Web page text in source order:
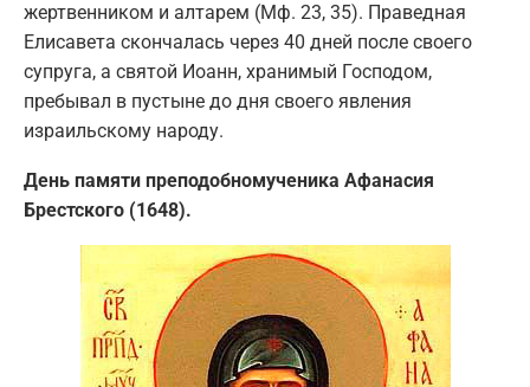
жертвенником и алтарем (Мф. 23, 35). Праведная
Елисавета скончалась через 40 дней после своего
супруга, а святой Иоанн, хранимый Господом,
пребывал в пустыне до дня своего явления
израильскому народу.
День памяти преподобномученика Афанасия
Брестского (1648).